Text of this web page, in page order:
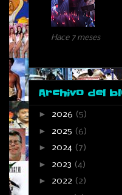
Hace 7 meses
Archivo del
► 2026 (5)
► 2025 (6)
► 2024 (7)
► 2023 (4)
► 2022 (2)